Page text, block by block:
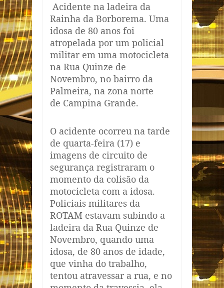
Acidente na ladeira da
Rainha da Borborema. Uma
idosa de 80 anos foi
atropelada por um policial
militar em uma motocicleta
na Rua Quinze de
Novembro, no bairro da
Palmeira, na zona norte
de Campina Grande.
O acidente ocorreu na tarde
de quarta-feira (17) e
imagens de circuito de
segurança registraram o
momento da colisão da
motocicleta com a idosa.
Policiais militares da
ROTAM estavam subindo a
ladeira da Rua Quinze de
Novembro, quando uma
idosa, de 80 anos de idade,
que vinha do trabalho,
tentou atravessar a rua, e no